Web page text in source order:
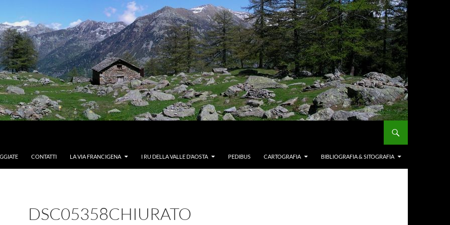
CONTATTI LA VIA FRANCIGENA I RU DELLA VALLE D’AOSTA PEDIBUS CARTOGRAFIA BIBLIOGRAFIA & SITOGRAFIA
DSC05358CHIURATO